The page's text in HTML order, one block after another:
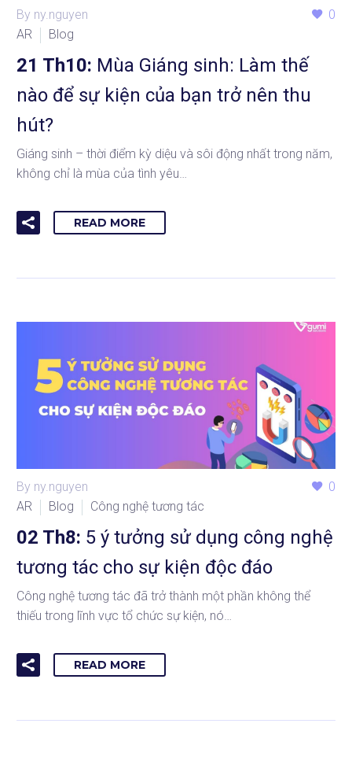
0
By ny.nguyen
AR
Blog
21 Th10: Mùa Giáng sinh: Làm thế
nào để sự kiện của bạn trở nên thu
hút?
Giáng sinh – thời điểm kỳ diệu và sôi động nhất trong năm,
không chỉ là mùa của tình yêu…
READ MORE
0
By ny.nguyen
AR
Blog Công nghệ tương tác
02 Th8: 5 ý tưởng sử dụng công nghệ
tương tác cho sự kiện độc đáo
Công nghệ tương tác đã trở thành một phần không thể
thiếu trong lĩnh vực tổ chức sự kiện, nó…
READ MORE